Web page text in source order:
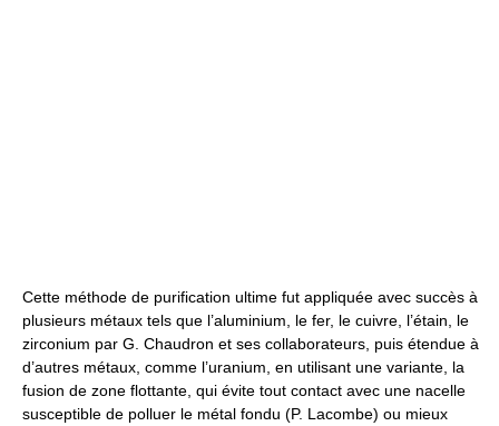
Cette méthode de purification ultime fut appliquée avec succès à
plusieurs métaux tels que l’aluminium, le fer, le cuivre, l’étain, le
zirconium par G. Chaudron et ses collaborateurs, puis étendue à
d’autres métaux, comme l’uranium, en utilisant une variante, la
fusion de zone flottante, qui évite tout contact avec une nacelle
susceptible de polluer le métal fondu (P. Lacombe) ou mieux